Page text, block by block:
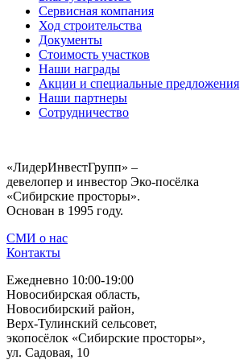
Сервисная компания
Ход строительства
Документы
Стоимость участков
Наши награды
Акции и специальные предложения
Наши партнеры
Сотрудничество
«ЛидерИнвестГрупп» –
девелопер и инвестор Эко-посёлка
«Сибирские просторы».
Основан в 1995 году.
СМИ о нас
Контакты
Ежедневно 10:00-19:00
Новосибирская область,
Новосибирский район,
Верх-Тулинский сельсовет,
экопосёлок «Сибирские просторы»,
ул. Садовая, 10